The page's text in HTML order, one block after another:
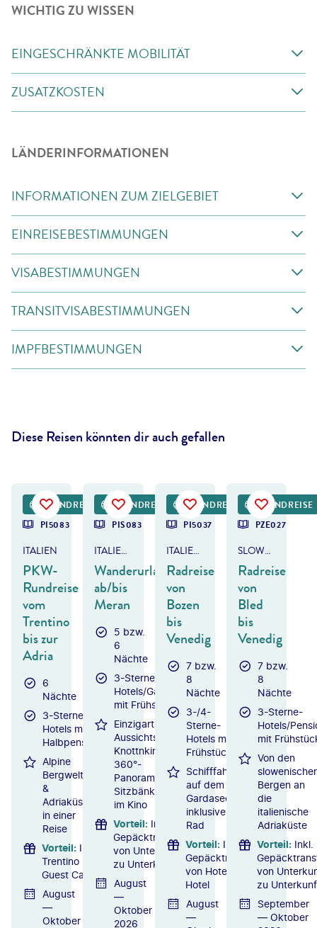
WICHTIG ZU WISSEN
EINGESCHRÄNKTE MOBILITÄT
ZUSATZKOSTEN
LÄNDERINFORMATIONEN
INFORMATIONEN ZUM ZIELGEBIET
EINREISEBESTIMMUNGEN
VISABESTIMMUNGEN
TRANSITVISABESTIMMUNGEN
IMPFBESTIMMUNGEN
Diese Reisen könnten dir auch gefallen
RUNDREISE
PI5083
ITALIEN
PKW-
Rundreise
vom
Trentino
bis zur
Adria
6
Nächte
3-Sterne-
Hotels mit
Halbpension
Alpine
Bergwelt
&
Adriaküste
in einer
Reise
Vorteil: Inkl.
Trentino
Guest Card
August
—
Oktober
RUNDREISE
PIS083
ITALIEN - SÜDTIROL
Wanderurlaub
ab/bis
Meran
5 bzw.
6
Nächte
3-Sterne-
Hotels/Gasthöfe
mit Frühstück
Einzigartiger
Aussichtspunkt
Knottnkino mit
360°-
Panorama und
Sitzbänken wie
im Kino
Vorteil: Inkl.
Gepäcktransfer
von Unterkunft
zu Unterkunft
August
—
Oktober
2026
RUNDREISE
PI5037
ITALIEN - BOZEN-GARDASEE-VENEDIG
Radreise
von
Bozen
bis
Venedig
7 bzw.
8
Nächte
3-/4-
Sterne-
Hotels mit
Frühstück
Schifffahrt
auf dem
Gardasee
inklusive
Rad
Vorteil: Inkl.
Gepäcktransfer
von Hotel zu
Hotel
August
—
RUNDREISE
PZE027
SLOWENIEN & ITALIEN
Radreise
von
Bled
bis
Venedig
7 bzw.
8
Nächte
3-Sterne-
Hotels/
mit
Von den
Bergen an
die
italienische
Adriaküste
Vorteil: Inkl.
von
zu
September
— Oktober